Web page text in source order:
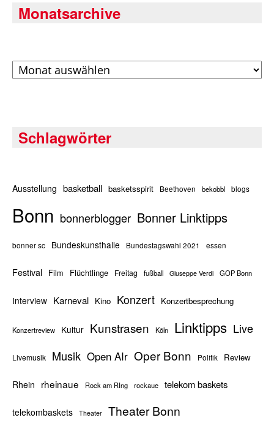
Monatsarchive
Archiv
Schlagwörter
Ausstellung basketball basketsspirit Beethoven bekobbl blogs
Bonn bonnerblogger Bonner Linktipps
bonner sc Bundeskunsthalle Bundestagswahl 2021 essen
Festival Film Flüchtlinge Freitag fußball Giuseppe Verdi GOP Bonn
Interview Karneval Kino Konzert Konzertbesprechung
Konzertreview Kultur Kunstrasen Köln Linktipps Live
Livemusik Musik Open AIr Oper Bonn Politik Review
Rhein rheinaue Rock am RIng rockaue telekom baskets
telekombaskets Theater Theater Bonn